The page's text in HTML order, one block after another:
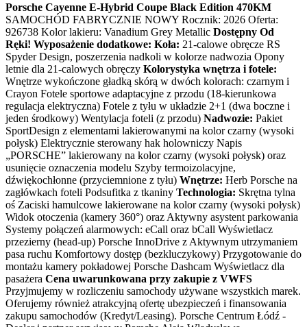
Porsche Cayenne E-Hybrid Coupe Black Edition 470KM
SAMOCHÓD FABRYCZNIE NOWY Rocznik: 2026 Oferta:
926738 Kolor lakieru: Vanadium Grey Metallic Dostępny Od
Ręki! Wyposażenie dodatkowe: Koła: 21-calowe obręcze RS
Spyder Design, poszerzenia nadkoli w kolorze nadwozia Opony
letnie dla 21-calowych obręczy Kolorystyka wnętrza i fotele:
Wnętrze wykończone gładką skórą w dwóch kolorach: czarnym i
Crayon Fotele sportowe adaptacyjne z przodu (18-kierunkowa
regulacja elektryczna) Fotele z tyłu w układzie 2+1 (dwa boczne i
jeden środkowy) Wentylacja foteli (z przodu) Nadwozie: Pakiet
SportDesign z elementami lakierowanymi na kolor czarny (wysoki
połysk) Elektrycznie sterowany hak holowniczy Napis
„PORSCHE” lakierowany na kolor czarny (wysoki połysk) oraz
usunięcie oznaczenia modelu Szyby termoizolacyjne,
dźwiękochłonne (przyciemnione z tyłu) Wnętrze: Herb Porsche na
zagłówkach foteli Podsufitka z tkaniny Technologia: Skrętna tylna
oś Zaciski hamulcowe lakierowane na kolor czarny (wysoki połysk)
Widok otoczenia (kamery 360°) oraz Aktywny asystent parkowania
Systemy połączeń alarmowych: eCall oraz bCall Wyświetlacz
przezierny (head-up) Porsche InnoDrive z Aktywnym utrzymaniem
pasa ruchu Komfortowy dostęp (bezkluczykowy) Przygotowanie do
montażu kamery pokładowej Porsche Dashcam Wyświetlacz dla
pasażera Cena uwarunkowana przy zakupie z VWFS
Przyjmujemy w rozliczeniu samochody używane wszystkich marek.
Oferujemy również atrakcyjną ofertę ubezpieczeń i finansowania
zakupu samochodów (Kredyt/Leasing). Porsche Centrum Łódź -